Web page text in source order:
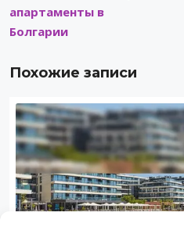
апартаменты в
Болгарии
Похожие записи